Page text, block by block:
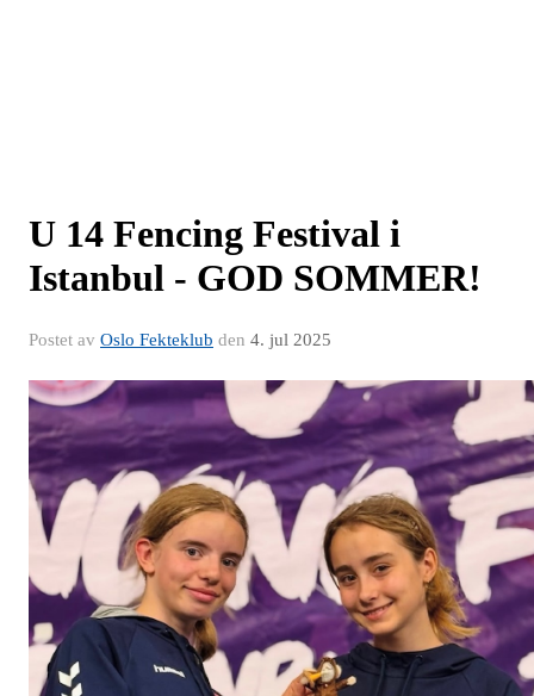
U 14 Fencing Festival i
Istanbul - GOD SOMMER!
Postet av Oslo Fekteklub den 4. jul 2025